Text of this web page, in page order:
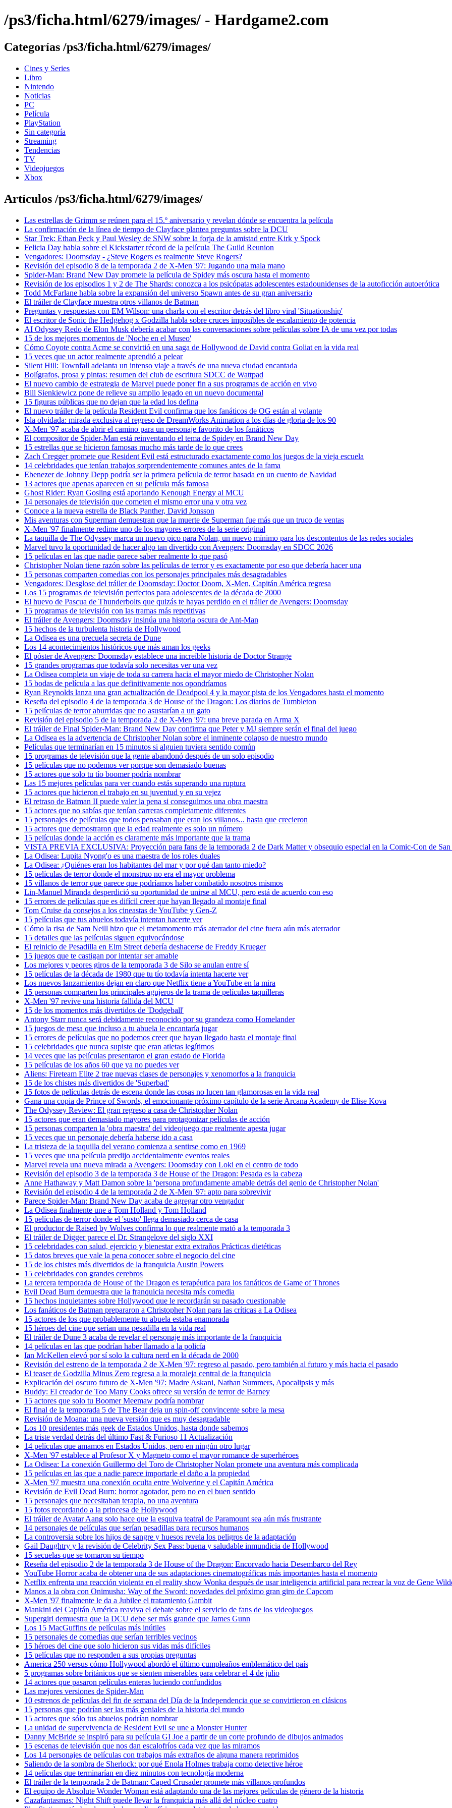
/ps3/ficha.html/6279/images/ - Hardgame2.com
Categorías /ps3/ficha.html/6279/images/
Cines y Series
Libro
Nintendo
Noticias
PC
Película
PlayStation
Sin categoría
Streaming
Tendencias
TV
Videojuegos
Xbox
Artículos /ps3/ficha.html/6279/images/
Las estrellas de Grimm se reúnen para el 15.º aniversario y revelan dónde se encuentra la película
La confirmación de la línea de tiempo de Clayface plantea preguntas sobre la DCU
Star Trek: Ethan Peck y Paul Wesley de SNW sobre la forja de la amistad entre Kirk y Spock
Felicia Day habla sobre el Kickstarter récord de la película The Guild Reunion
Vengadores: Doomsday - ¿Steve Rogers es realmente Steve Rogers?
Revisión del episodio 8 de la temporada 2 de X-Men '97: Jugando una mala mano
Spider-Man: Brand New Day promete la película de Spidey más oscura hasta el momento
Revisión de los episodios 1 y 2 de The Shards: conozca a los psicópatas adolescentes estadounidenses de la autoficción autoerótica
Todd McFarlane habla sobre la expansión del universo Spawn antes de su gran aniversario
El tráiler de Clayface muestra otros villanos de Batman
Preguntas y respuestas con EM Wilson: una charla con el escritor detrás del libro viral 'Situationship'
El escritor de Sonic the Hedgehog x Godzilla habla sobre cruces imposibles de escalamiento de potencia
AI Odyssey Redo de Elon Musk debería acabar con las conversaciones sobre películas sobre IA de una vez por todas
15 de los mejores momentos de 'Noche en el Museo'
Cómo Coyote contra Acme se convirtió en una saga de Hollywood de David contra Goliat en la vida real
15 veces que un actor realmente aprendió a pelear
Silent Hill: Townfall adelanta un intenso viaje a través de una nueva ciudad encantada
Bolígrafos, prosa y pintas: resumen del club de escritura SDCC de Wattpad
El nuevo cambio de estrategia de Marvel puede poner fin a sus programas de acción en vivo
Bill Sienkiewicz pone de relieve su amplio legado en un nuevo documental
15 figuras públicas que no dejan que la edad los defina
El nuevo tráiler de la película Resident Evil confirma que los fanáticos de OG están al volante
Isla olvidada: mirada exclusiva al regreso de DreamWorks Animation a los días de gloria de los 90
X-Men '97 acaba de abrir el camino para un personaje favorito de los fanáticos
El compositor de Spider-Man está reinventando el tema de Spidey en Brand New Day
15 estrellas que se hicieron famosas mucho más tarde de lo que crees
Zach Cregger promete que Resident Evil está estructurado exactamente como los juegos de la vieja escuela
14 celebridades que tenían trabajos sorprendentemente comunes antes de la fama
Ebenezer de Johnny Depp podría ser la primera película de terror basada en un cuento de Navidad
13 actores que apenas aparecen en su película más famosa
Ghost Rider: Ryan Gosling está aportando Kenough Energy al MCU
14 personajes de televisión que cometen el mismo error una y otra vez
Conoce a la nueva estrella de Black Panther, David Jonsson
Mis aventuras con Superman demuestran que la muerte de Superman fue más que un truco de ventas
X-Men '97 finalmente redime uno de los mayores errores de la serie original
La taquilla de The Odyssey marca un nuevo pico para Nolan, un nuevo mínimo para los descontentos de las redes sociales
Marvel tuvo la oportunidad de hacer algo tan divertido con Avengers: Doomsday en SDCC 2026
15 películas en las que nadie parece saber realmente lo que pasó
Christopher Nolan tiene razón sobre las películas de terror y es exactamente por eso que debería hacer una
15 personas comparten comedias con los personajes principales más desagradables
Vengadores: Desglose del tráiler de Doomsday: Doctor Doom, X-Men, Capitán América regresa
Los 15 programas de televisión perfectos para adolescentes de la década de 2000
El huevo de Pascua de Thunderbolts que quizás te hayas perdido en el tráiler de Avengers: Doomsday
15 programas de televisión con las tramas más repetitivas
El tráiler de Avengers: Doomsday insinúa una historia oscura de Ant-Man
15 hechos de la turbulenta historia de Hollywood
La Odisea es una precuela secreta de Dune
Los 14 acontecimientos históricos que más aman los geeks
El póster de Avengers: Doomsday establece una increíble historia de Doctor Strange
15 grandes programas que todavía solo necesitas ver una vez
La Odisea completa un viaje de toda su carrera hacia el mayor miedo de Christopher Nolan
15 bodas de película a las que definitivamente nos opondríamos
Ryan Reynolds lanza una gran actualización de Deadpool 4 y la mayor pista de los Vengadores hasta el momento
Reseña del episodio 4 de la temporada 3 de House of the Dragon: Los diarios de Tumbleton
15 películas de terror aburridas que no asustarían a un gato
Revisión del episodio 5 de la temporada 2 de X-Men '97: una breve parada en Arma X
El tráiler de Final Spider-Man: Brand New Day confirma que Peter y MJ siempre serán el final del juego
La Odisea es la advertencia de Christopher Nolan sobre el inminente colapso de nuestro mundo
Películas que terminarían en 15 minutos si alguien tuviera sentido común
15 programas de televisión que la gente abandonó después de un solo episodio
15 películas que no podemos ver porque son demasiado buenas
15 actores que solo tu tío boomer podría nombrar
Las 15 mejores películas para ver cuando estás superando una ruptura
15 actores que hicieron el trabajo en su juventud y en su vejez
El retraso de Batman II puede valer la pena si conseguimos una obra maestra
15 actores que no sabías que tenían carreras completamente diferentes
15 personajes de películas que todos pensaban que eran los villanos... hasta que crecieron
15 actores que demostraron que la edad realmente es solo un número
15 películas donde la acción es claramente más importante que la trama
VISTA PREVIA EXCLUSIVA: Proyección para fans de la temporada 2 de Dark Matter y obsequio especial en la Comic-Con de
La Odisea: Lupita Nyong'o es una maestra de los roles duales
La Odisea: ¿Quiénes eran los habitantes del mar y por qué dan tanto miedo?
15 películas de terror donde el monstruo no era el mayor problema
15 villanos de terror que parece que podríamos haber combatido nosotros mismos
Lin-Manuel Miranda desperdició su oportunidad de unirse al MCU, pero está de acuerdo con eso
15 errores de películas que es difícil creer que hayan llegado al montaje final
Tom Cruise da consejos a los cineastas de YouTube y Gen-Z
15 películas que tus abuelos todavía intentan hacerte ver
Cómo la risa de Sam Neill hizo que el metamomento más aterrador del cine fuera aún más aterrador
15 detalles que las películas siguen equivocándose
El reinicio de Pesadilla en Elm Street debería deshacerse de Freddy Krueger
15 juegos que te castigan por intentar ser amable
Los mejores y peores giros de la temporada 3 de Silo se anulan entre sí
15 películas de la década de 1980 que tu tío todavía intenta hacerte ver
Los nuevos lanzamientos dejan en claro que Netflix tiene a YouTube en la mira
15 personas comparten los principales agujeros de la trama de películas taquilleras
X-Men '97 revive una historia fallida del MCU
15 de los momentos más divertidos de 'Dodgeball'
Antony Starr nunca será debidamente reconocido por su grandeza como Homelander
15 juegos de mesa que incluso a tu abuela le encantaría jugar
15 errores de películas que no podemos creer que hayan llegado hasta el montaje final
15 celebridades que nunca supiste que eran atletas legítimos
14 veces que las películas presentaron el gran estado de Florida
15 películas de los años 60 que ya no puedes ver
Aliens: Fireteam Elite 2 trae nuevas clases de personajes y xenomorfos a la franquicia
15 de los chistes más divertidos de 'Superbad'
15 fotos de películas detrás de escena donde las cosas no lucen tan glamorosas en la vida real
Gana una copia de Prince of Swords, el emocionante próximo capítulo de la serie Arcana Academy de Elise Kova
The Odyssey Review: El gran regreso a casa de Christopher Nolan
15 actores que eran demasiado mayores para protagonizar películas de acción
15 personas comparten la 'obra maestra' del videojuego que realmente apesta jugar
15 veces que un personaje debería haberse ido a casa
La tristeza de la taquilla del verano comienza a sentirse como en 1969
15 veces que una película predijo accidentalmente eventos reales
Marvel revela una nueva mirada a Avengers: Doomsday con Loki en el centro de todo
Revisión del episodio 3 de la temporada 3 de House of the Dragon: Pesada es la cabeza
Anne Hathaway y Matt Damon sobre la 'persona profundamente amable detrás del genio de Christopher Nolan'
Revisión del episodio 4 de la temporada 2 de X-Men '97: apto para sobrevivir
Parece Spider-Man: Brand New Day acaba de agregar otro vengador
La Odisea finalmente une a Tom Holland y Tom Holland
15 películas de terror donde el 'susto' llega demasiado cerca de casa
El productor de Raised by Wolves confirma lo que realmente mató a la temporada 3
El tráiler de Digger parece el Dr. Strangelove del siglo XXI
15 celebridades con salud, ejercicio y bienestar extra extraños Prácticas dietéticas
15 datos breves que vale la pena conocer sobre el negocio del cine
15 de los chistes más divertidos de la franquicia Austin Powers
15 celebridades con grandes cerebros
La tercera temporada de House of the Dragon es terapéutica para los fanáticos de Game of Thrones
Evil Dead Burn demuestra que la franquicia necesita más comedia
15 hechos inquietantes sobre Hollywood que le recordarán su pasado cuestionable
Los fanáticos de Batman prepararon a Christopher Nolan para las críticas a La Odisea
15 actores de los que probablemente tu abuela estaba enamorada
15 héroes del cine que serían una pesadilla en la vida real
El tráiler de Dune 3 acaba de revelar el personaje más importante de la franquicia
14 películas en las que podrían haber llamado a la policía
Ian McKellen elevó por sí solo la cultura nerd en la década de 2000
Revisión del estreno de la temporada 2 de X-Men '97: regreso al pasado, pero también al futuro y más hacia el pasado
El teaser de Godzilla Minus Zero regresa a la moraleja central de la franquicia
Explicación del oscuro futuro de X-Men '97: Madre Askani, Nathan Summers, Apocalipsis y más
Buddy: El creador de Too Many Cooks ofrece su versión de terror de Barney
15 actores que solo tu Boomer Meemaw podría nombrar
El final de la temporada 5 de The Bear deja un spin-off convincente sobre la mesa
Revisión de Moana: una nueva versión que es muy desagradable
Los 10 presidentes más geek de Estados Unidos, hasta donde sabemos
La triste verdad detrás del último Fast & Furioso 11 Actualización
14 películas que amamos en Estados Unidos, pero en ningún otro lugar
X-Men '97 establece al Profesor X y Magneto como el mayor romance de superhéroes
La Odisea: La conexión Guillermo del Toro de Christopher Nolan promete una aventura más complicada
15 películas en las que a nadie parece importarle el daño a la propiedad
X-Men '97 muestra una conexión oculta entre Wolverine y el Capitán América
Revisión de Evil Dead Burn: horror agotador, pero no en el buen sentido
15 personajes que necesitaban terapia, no una aventura
15 fotos recordando a la princesa de Hollywood
El tráiler de Avatar Aang solo hace que la esquiva teatral de Paramount sea aún más frustrante
14 personajes de películas que serían pesadillas para recursos humanos
La controversia sobre los hijos de sangre y huesos revela los peligros de la adaptación
Gail Daughtry y la revisión de Celebrity Sex Pass: buena y saludable inmundicia de Hollywood
15 secuelas que se tomaron su tiempo
Reseña del episodio 2 de la temporada 3 de House of the Dragon: Encorvado hacia Desembarco del Rey
YouTube Horror acaba de obtener una de sus adaptaciones cinematográficas más importantes hasta el momento
Netflix enfrenta una reacción violenta en el reality show Wonka después de usar inteligencia artificial para recrear la voz de Gene
Manos a la obra con Onimusha: Way of the Sword: novedades del próximo gran giro de Capcom
X-Men '97 finalmente le da a Jubilee el tratamiento Gambit
Mankini del Capitán América reaviva el debate sobre el servicio de fans de los videojuegos
Supergirl demuestra que la DCU debe ser más grande que James Gunn
Los 15 MacGuffins de películas más inútiles
15 personajes de comedias que serían terribles vecinos
15 héroes del cine que solo hicieron sus vidas más difíciles
15 películas que no responden a sus propias preguntas
America 250 versus cómo Hollywood abordó el último cumpleaños emblemático del país
5 programas sobre británicos que se sienten miserables para celebrar el 4 de julio
14 actores que pasaron películas enteras luciendo confundidos
Las mejores versiones de Spider-Man
10 estrenos de películas del fin de semana del Día de la Independencia que se convirtieron en clásicos
15 personas que podrían ser las más geniales de la historia del mundo
15 actores que sólo tus abuelos podrían nombrar
La unidad de supervivencia de Resident Evil se une a Monster Hunter
Danny McBride se inspiró para su película GI Joe a partir de un corte profundo de dibujos animados
15 escenas de televisión que nos dan escalofríos cada vez que las miramos
Los 14 personajes de películas con trabajos más extraños de alguna manera reprimidos
Saliendo de la sombra de Sherlock: por qué Enola Holmes trabaja como detective héroe
14 películas que terminarían en diez minutos con tecnología moderna
El tráiler de la temporada 2 de Batman: Caped Crusader promete más villanos profundos
El equipo de Absolute Wonder Woman está adaptando una de las mejores películas de género de la historia
Cazafantasmas: Night Shift puede llevar la franquicia más allá del núcleo cuatro